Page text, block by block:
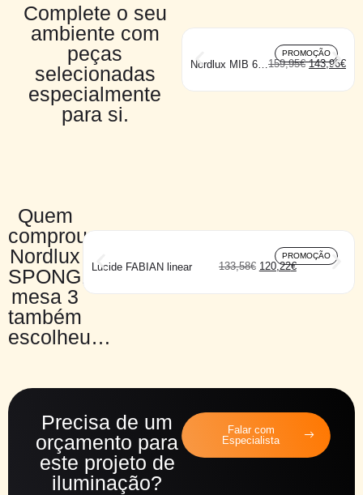
Complete o seu
ambiente com
peças
selecionadas
especialmente
para si.
PROMOÇÃO
Nordlux MIB 6
159,95€ 143,96€
Quem
comprou
Nordlux
SPONGE
mesa 3
também
escolheu…
PROMOÇÃO
Lucide FABIAN linear 133,58€ 120,22€
Precisa de um
orçamento para
este projeto de
iluminação?
Falar com
Especialista